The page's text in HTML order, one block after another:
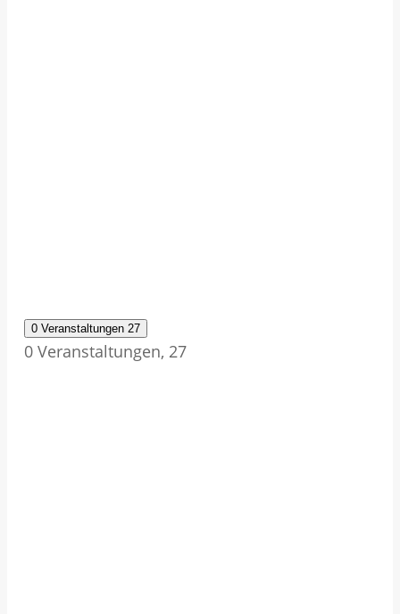
0 Veranstaltungen 27
0 Veranstaltungen, 27